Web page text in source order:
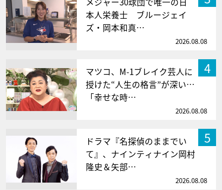
本人栄養士 ブルージェイ
ズ・岡本和真…
2026.08.08
4
マツコ、M-1ブレイク芸人に
授けた“人生の格言”が深い…
「幸せな時…
2026.08.08
5
ドラマ『名探偵のままでい
て』、ナインティナイン岡村
隆史＆矢部…
2026.08.08